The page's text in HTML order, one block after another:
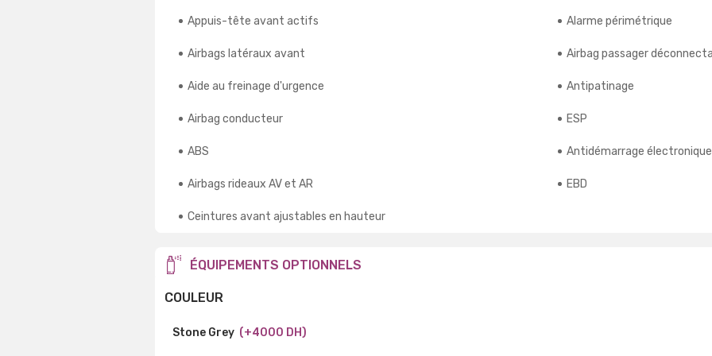
Appuis-tête avant actifs Alarme périmétrique
Airbags latéraux avant Airbag passager
Aide au freinage d'urgence Antipatinage
Airbag conducteur ESP
ABS Antidémarrage électronique
Airbags rideaux AV et AR EBD
Ceintures avant ajustables en hauteur
ÉQUIPEMENTS OPTIONNELS
COULEUR
Stone Grey (+4000 DH)